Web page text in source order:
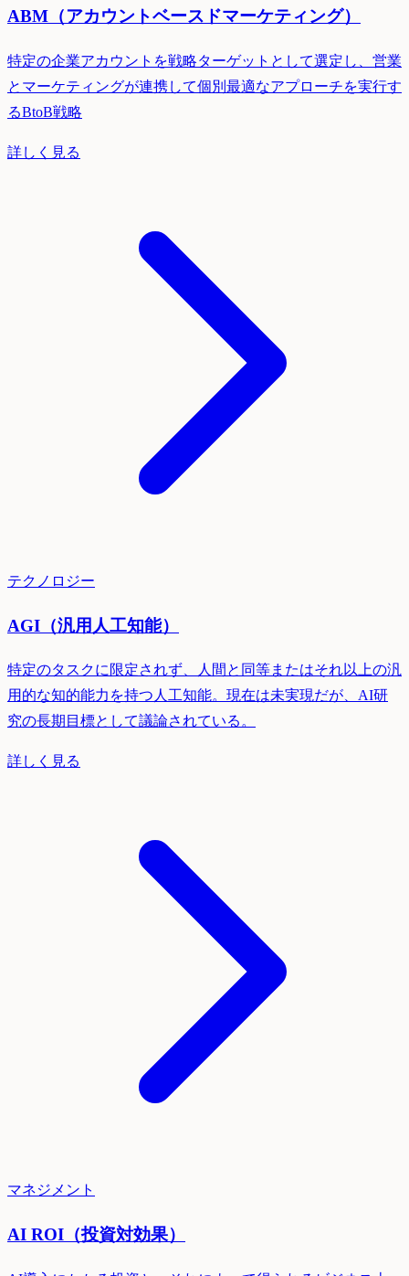
ABM（アカウントベースドマーケティング）
特定の企業アカウントを戦略ターゲットとして選定し、営業
とマーケティングが連携して個別最適なアプローチを実行す
るBtoB戦略
詳しく見る
テクノロジー
AGI（汎用人工知能）
特定のタスクに限定されず、人間と同等またはそれ以上の汎
用的な知的能力を持つ人工知能。現在は未実現だが、AI研
究の長期目標として議論されている。
詳しく見る
マネジメント
AI ROI（投資対効果）